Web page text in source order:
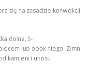
się na zasadzie konwekcji
dolna, 5-
lub obok niego. Zimn
kamieni i unosi.